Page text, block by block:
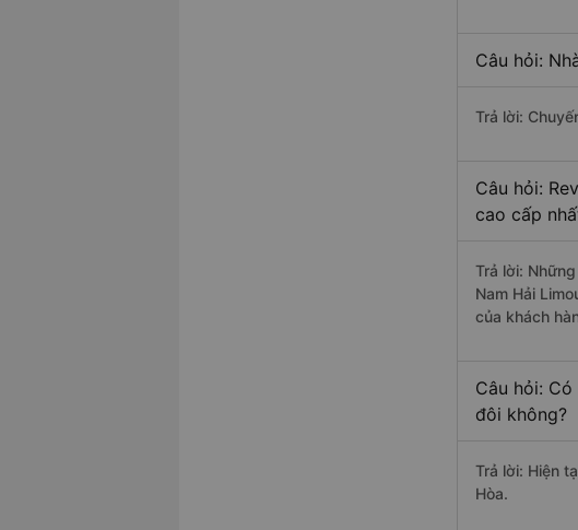
Câu hỏi:
Trả lời:
Câu hỏi:
cao cấp
Trả lời:
Nam Hải
của khách
Câu hỏi:
đôi không?
Trả lời: Hiện
Hòa.